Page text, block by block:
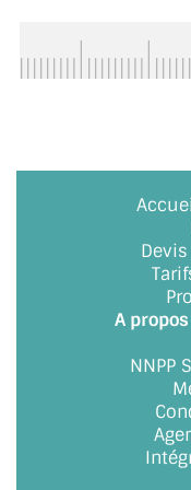
LES PROFILS
VITRINE EN
CONNECTEURS
PLATS ET
LES
BOUTONS ET
A
NNPP